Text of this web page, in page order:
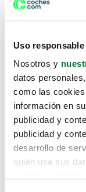
Uso
Nosotros y
datos
como las
información en
publicidad y
publicidad y
desarrollo de
quién usa sus
Lo
te
Pero puedes
buscando en